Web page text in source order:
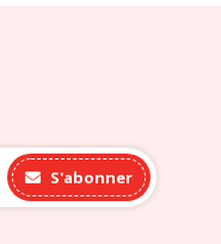
S'abonner